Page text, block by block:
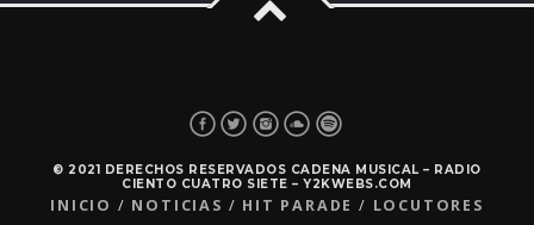
© 2021 DERECHOS RESERVADOS CADENA MUSICAL – RADIO
CIENTO CUATRO SIETE – Y2KWEBS.COM
INICIO NOTICIAS HIT PARADE
LOCUTORES